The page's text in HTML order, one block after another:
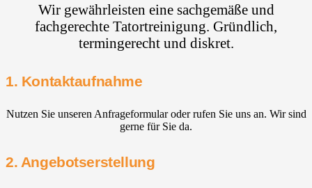
Wir gewährleisten eine sachgemäße und
fachgerechte Tatortreinigung. Gründlich,
termingerecht und diskret.
1. Kontaktaufnahme
Nutzen Sie unseren Anfrageformular oder rufen Sie uns an. Wir sind
gerne für Sie da.
2. Angebotserstellung